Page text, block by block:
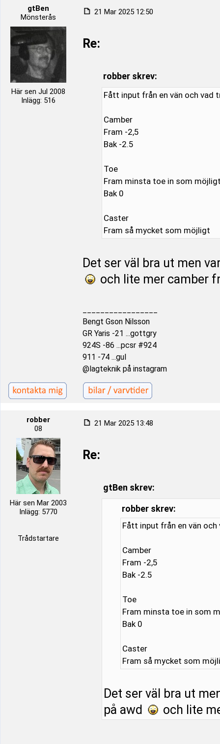
gtBen
Mönsterås
Här sen Jul 2008
Inlägg: 516
21 Mar 2025 12:50
Re:
robber skrev:
Fått input från en vän och vad
Camber
Fram -2,5
Bak -2.5
Toe
Fram minsta toe in som
Bak 0
Caster
Fram så mycket som möjligt
Det ser väl bra ut men
och lite mer camber
Bengt Gson Nilsson
GR Yaris -21 ...gottgry
924S -86 ...pcsr #924
911 -74 ...gul
@lagteknik på instagram
robber
08
Här sen Mar 2003
Inlägg: 5770
Trådstartare
21 Mar 2025 13:48
Re:
gtBen skrev:
robber skrev:
Fått input från en vän
Camber
Fram -2,5
Bak -2.5
Toe
Fram minsta toe in som
Bak 0
Caster
Fram så mycket som
Det ser väl bra ut
på awd
och lite